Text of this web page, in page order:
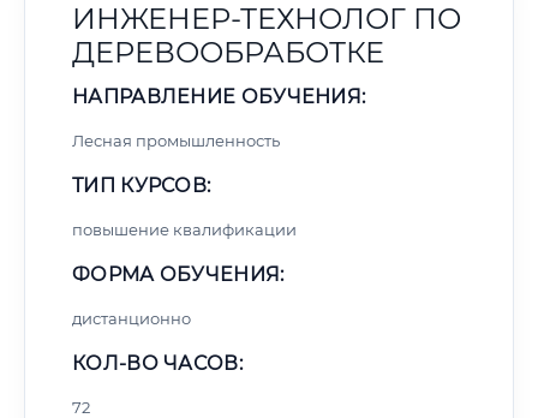
ИНЖЕНЕР-ТЕХНОЛОГ ПО
ДЕРЕВООБРАБОТКЕ
НАПРАВЛЕНИЕ ОБУЧЕНИЯ:
Лесная промышленность
ТИП КУРСОВ:
повышение квалификации
ФОРМА ОБУЧЕНИЯ:
дистанционно
КОЛ-ВО ЧАСОВ:
72